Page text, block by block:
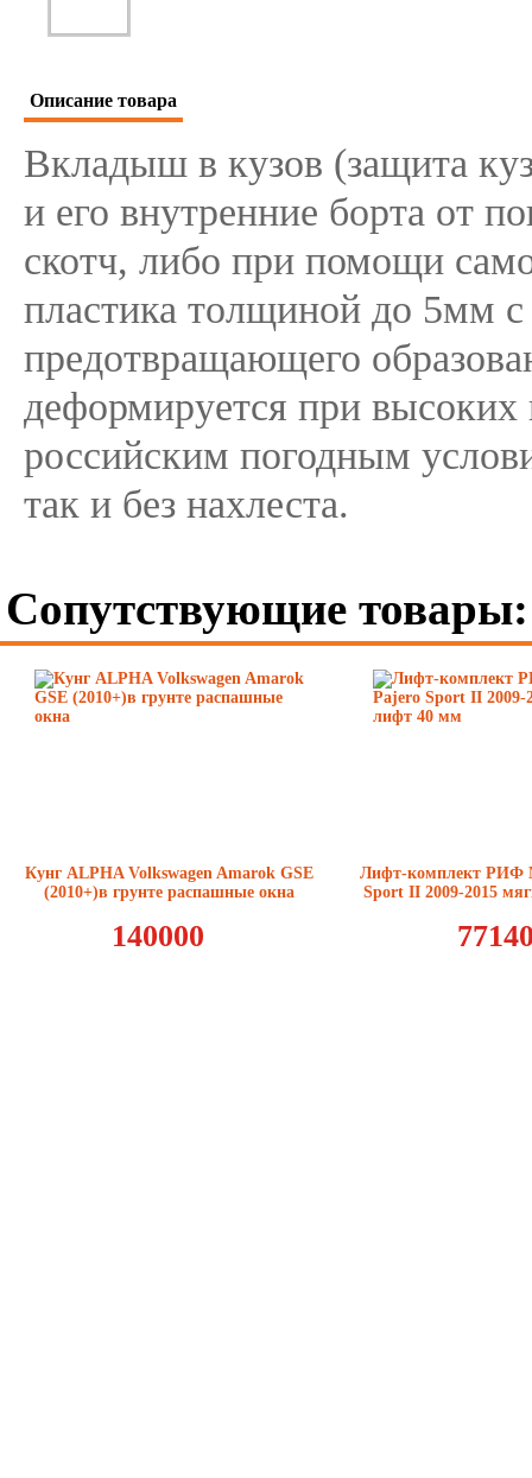
Описание товара
Вкладыш в кузов (защита
и его внутренние борта от
скотч, либо при помощи
пластика толщиной до 5мм с
предотвращающего
деформируется при высоких
российским погодным
так и без нахлеста.
Сопутствующие товары:
Кунг ALPHA Volkswagen Amarok GSE
(2010+)в грунте распашные окна
140000
Лифт-комплект РИФ
Sport II 2009-2015